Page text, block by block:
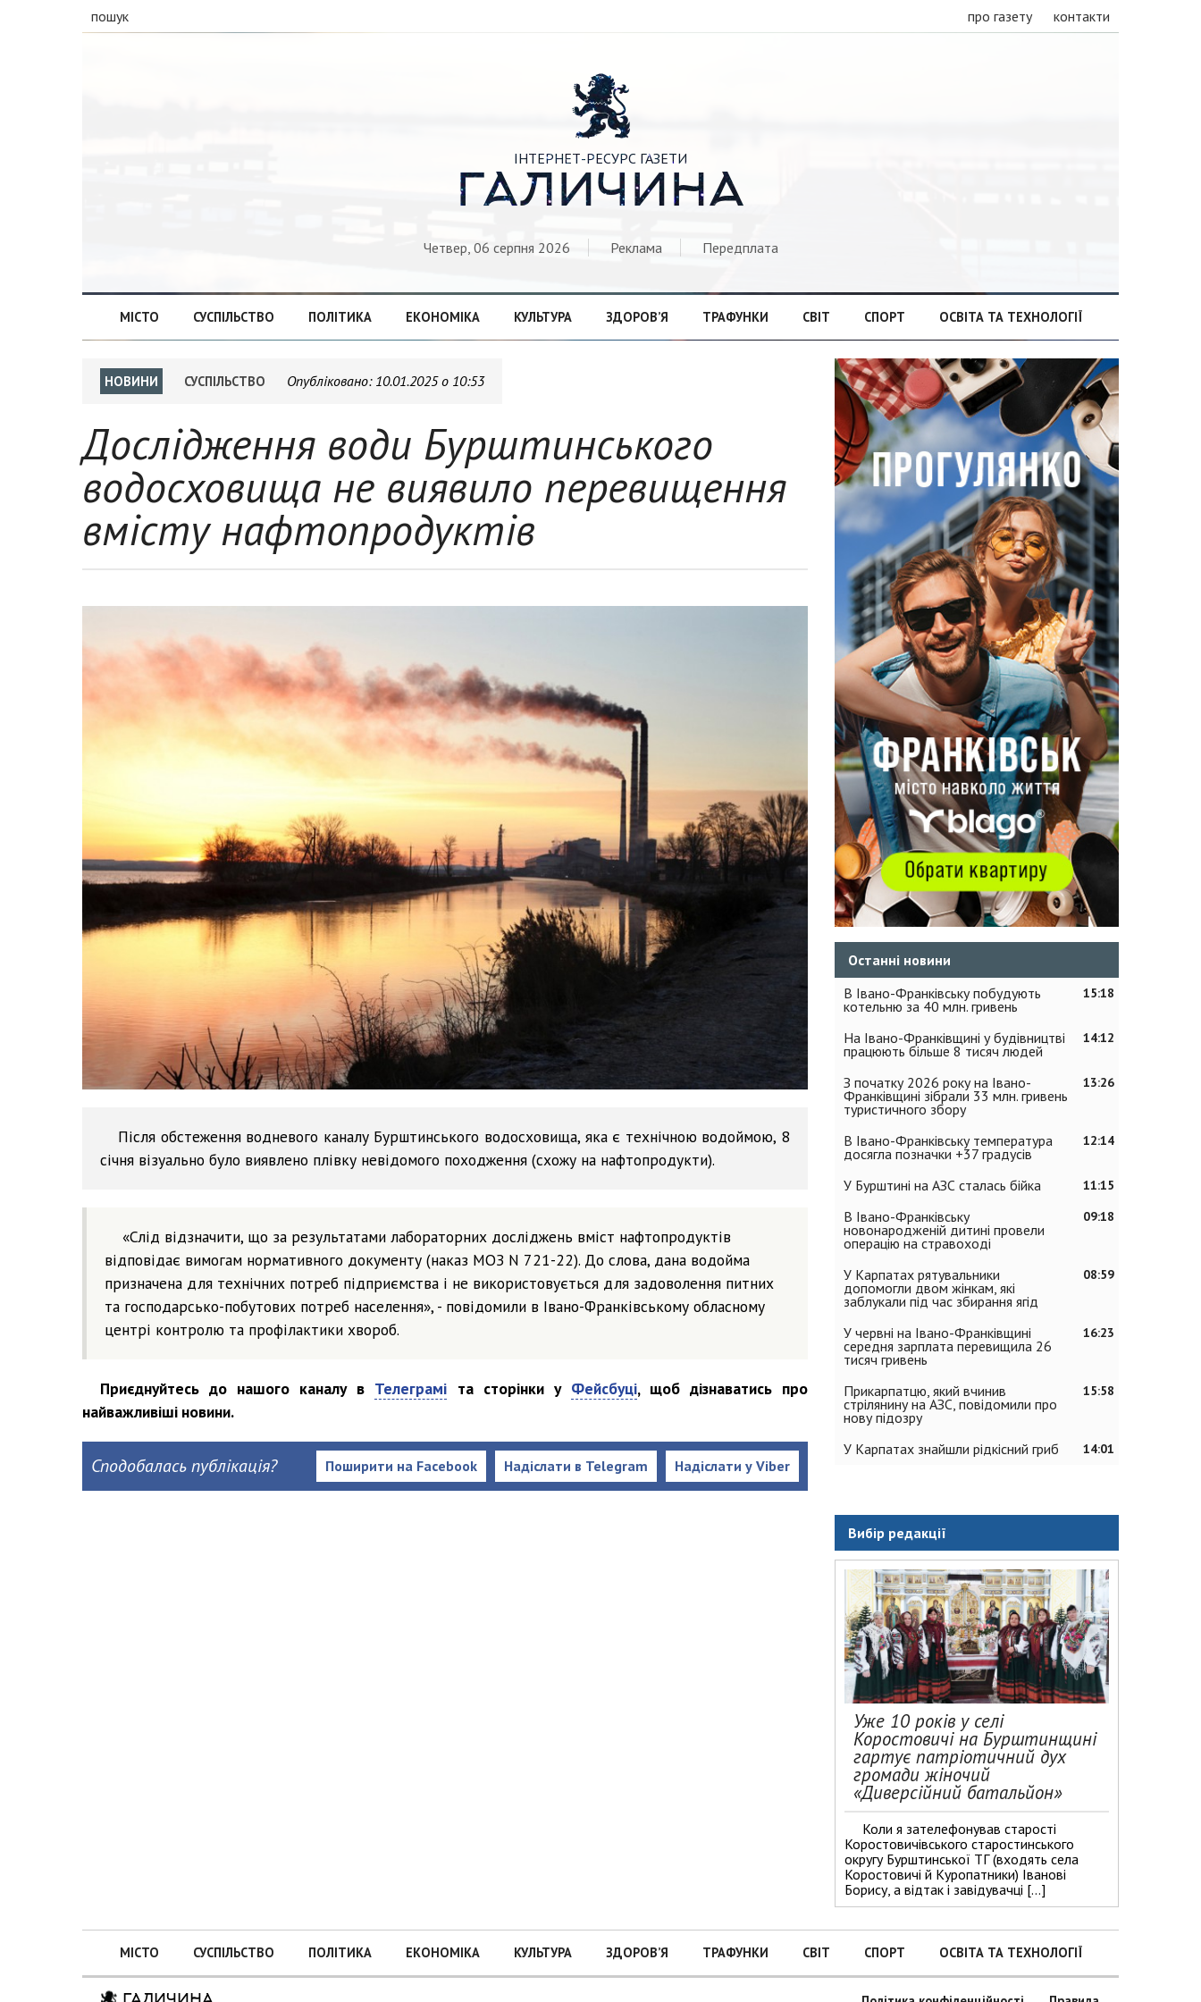
пошук про газету контакти

ІНТЕРНЕТ-РЕСУРС ГАЗЕТИ
ГАЛИЧИНА
Четвер, 06 серпня 2026 Реклама Передплата
МІСТО СУСПІЛЬСТВО ПОЛІТИКА ЕКОНОМІКА КУЛЬТУРА ЗДОРОВ’Я ТРАФУНКИ СВІТ СПОРТ ОСВІТА ТА ТЕХНОЛОГІЇ
НОВИНИ СУСПІЛЬСТВО Опубліковано: 10.01.2025 о 10:53
Дослідження води Бурштинського
водосховища не виявило перевищення
вмісту нафтопродуктів
Після обстеження водневого каналу Бурштинського водосховища, яка є технічною водоймою, 8
січня візуально було виявлено плівку невідомого походження (схожу на нафтопродукти).
«Слід відзначити, що за результатами лабораторних досліджень вміст нафтопродуктів
відповідає вимогам нормативного документу (наказ МОЗ N 721-22). До слова, дана водойма
призначена для технічних потреб підприємства і не використовується для задоволення питних
та господарсько-побутових потреб населення», - повідомили в Івано-Франківському обласному
центрі контролю та профілактики хвороб.
Приєднуйтесь до нашого каналу в Телеграмі та сторінки у Фейсбуці, щоб дізнаватись про
найважливіші новини.
Сподобалась публікація? Надіслати у Viber
Надіслати в Telegram
Поширити на Facebook
Останні новини
15:18
В Івано-Франківську побудують
котельню за 40 млн. гривень
14:12
На Івано-Франківщині у будівництві
працюють більше 8 тисяч людей
13:26
З початку 2026 року на Івано-
Франківщині зібрали 33 млн. гривень
туристичного збору
12:14
В Івано-Франківську температура
досягла позначки +37 градусів
11:15
У Бурштині на АЗС сталась бійка
09:18
В Івано-Франківську
новонародженій дитині провели
операцію на стравоході
08:59
У Карпатах рятувальники
допомогли двом жінкам, які
заблукали під час збирання ягід
16:23
У червні на Івано-Франківщині
середня зарплата перевищила 26
тисяч гривень
15:58
Прикарпатцю, який вчинив
стрілянину на АЗС, повідомили про
нову підозру
14:01
У Карпатах знайшли рідкісний гриб
Вибір редакції
Уже 10 років у селі
Коростовичі на Бурштинщині
гартує патріотичний дух
громади жіночий
«Диверсійний батальйон»
Коли я зателефонував старості
Коростовичівського старостинського
округу Бурштинської ТГ (входять села
Коростовичі й Куропатники) Іванові
Борису, а відтак і завідувачці […]
МІСТО СУСПІЛЬСТВО ПОЛІТИКА ЕКОНОМІКА КУЛЬТУРА ЗДОРОВ’Я ТРАФУНКИ СВІТ СПОРТ ОСВІТА ТА ТЕХНОЛОГІЇ